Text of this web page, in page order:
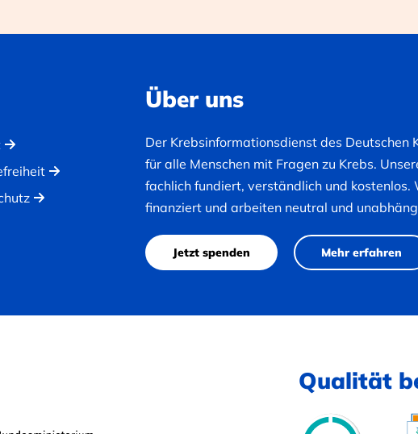
Über uns
Der Krebsinformationsdienst des
für alle Menschen mit Fragen zu Krebs.
fachlich fundiert, verständlich und
finanziert und arbeiten neutral und
Jetzt spenden Mehr erfahren
Qualität